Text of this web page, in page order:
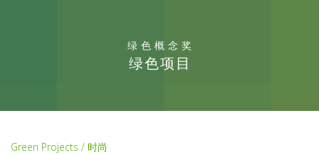
绿色概念奖
绿色项目
Green Projects / 时尚